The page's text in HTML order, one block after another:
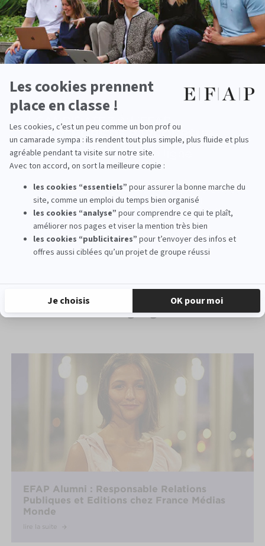
Métiers et débouchés
Quelques exemples de métiers
Attaché(e) de presse en entreprise ou institution
Responsable Relations presse
Responsable Service presse
Responsable de marque en agence médias
Chef de projet événementiel en agence ou en entreprise
Responsable médias en agence de publicité
Social Media Manager
Témoignages
EFAP Alumni : Responsable Relations
Publiques et Editions chez France Médias
Monde
lire la suite